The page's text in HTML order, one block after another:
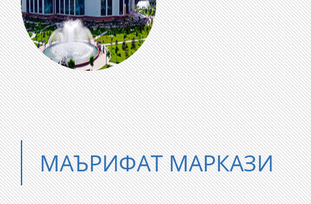
МАЪРИФАТ МАРКАЗИ